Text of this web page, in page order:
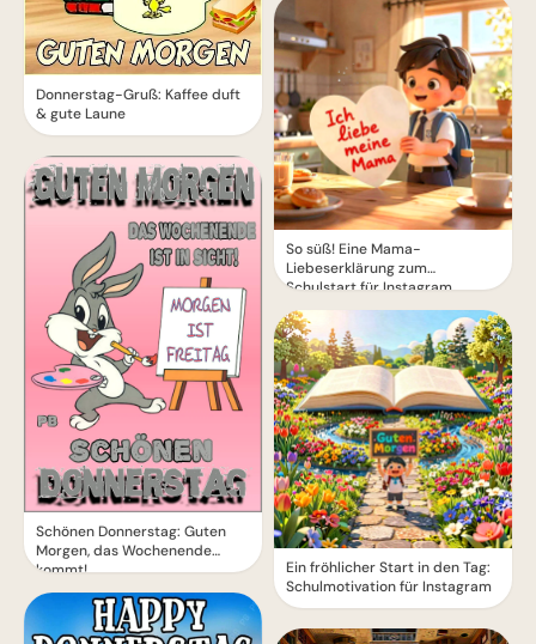
Donnerstag-Gruß: Kaffee duft
& gute Laune
Schönen Donnerstag: Guten
Morgen, das Wochenende
kommt!
So süß! Eine Mama-
Liebeserklärung zum
Schulstart für Instagram
Ein fröhlicher Start in den Tag:
Schulmotivation für Instagram